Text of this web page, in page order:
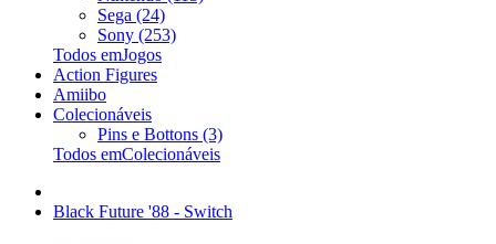
Sega (24)
Sony (253)
Todos emJogos
Action Figures
Amiibo
Colecionáveis
Pins e Bottons (3)
Todos emColecionáveis
Black Future '88 - Switch